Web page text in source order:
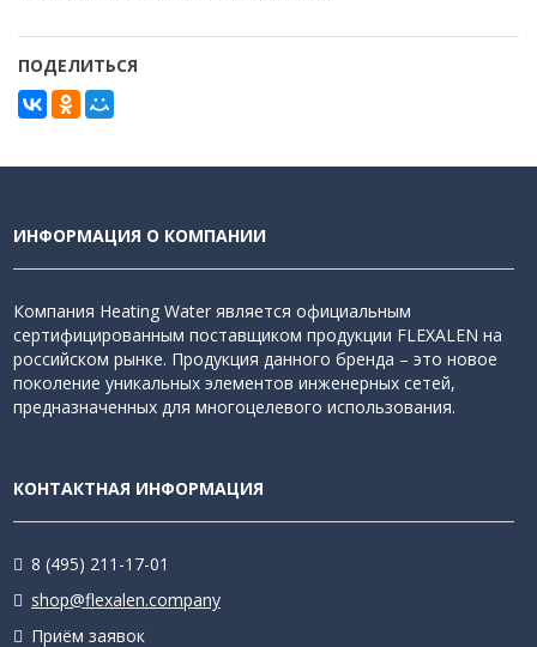
ПОДЕЛИТЬСЯ
ИНФОРМАЦИЯ О КОМПАНИИ
Компания Heating Water является официальным
сертифицированным поставщиком продукции FLEXALEN на
российском рынке. Продукция данного бренда – это новое
поколение уникальных элементов инженерных сетей,
предназначенных для многоцелевого использования.
КОНТАКТНАЯ ИНФОРМАЦИЯ
8 (495) 211-17-01
shop@flexalen.company
Приём заявок